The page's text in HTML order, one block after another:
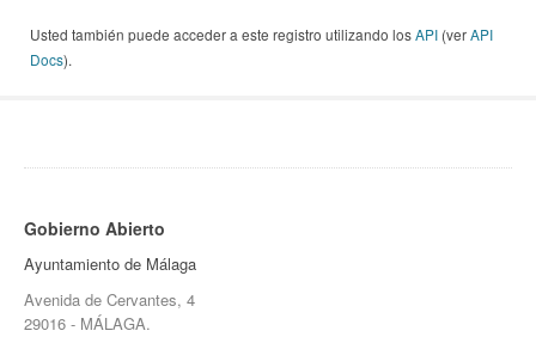
Usted también puede acceder a este registro utilizando losAPI (verAPI
Docs).
Gobierno Abierto
Ayuntamiento de Málaga
Avenida de Cervantes, 4
29016 - MÁLAGA.